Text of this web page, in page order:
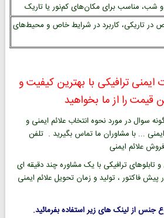
و شب، مناسب برای مکان‌های کم‌نور یا تاریک
در تاریکی، کاربرد در شرایط خاص و محیط‌های
ترافیکی با بهترین کیفیت و
قیمت را از ما بخواهید
سوال در مورد نحوه انتخاب علائم ایمنی و
... با مشاوران ما تماس بگیرید . تلفن
تابلوهای ترافیکی با یک مشاوره چند دقیقه ای
فاکتور ، تولید و زمان تحویل علائم ایمنی
جنس از لینک های زیر استفاده بفرمائید.